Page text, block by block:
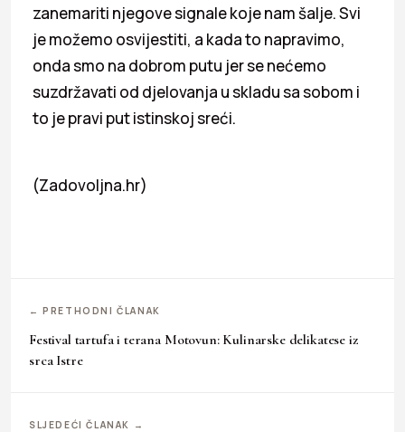
zanemariti njegove signale koje nam šalje. Svi
je možemo osvijestiti, a kada to napravimo,
onda smo na dobrom putu jer se nećemo
suzdržavati od djelovanja u skladu sa sobom i
to je pravi put istinskoj sreći.
(Zadovoljna.hr)
← PRETHODNI ČLANAK
Festival tartufa i terana Motovun: Kulinarske delikatese iz
srca Istre
SLJEDEĆI ČLANAK →